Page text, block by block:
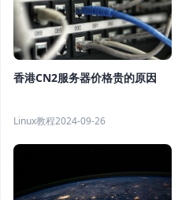
香港CN2服务器价格贵的原因
Linux教程2024-09-26